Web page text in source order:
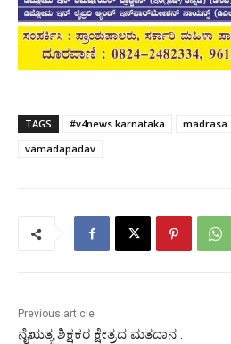
TAGS #v4news karnataka madrasa
vamadapadav
Previous article
ನೈಋತ್ಯ ಶಿಕ್ಷಕರ ಕ್ಷೇತ್ರದ ಮತದಾನ :